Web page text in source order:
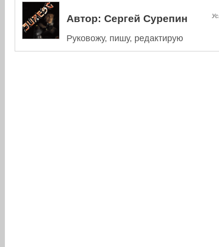
Автор: Сергей Сурепин
Руковожу, пишу, редактирую